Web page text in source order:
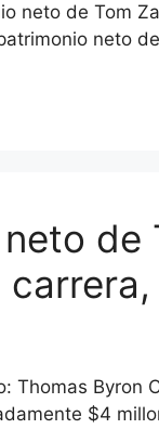
neto de Tom
neto
de
Thomas Byron
$4